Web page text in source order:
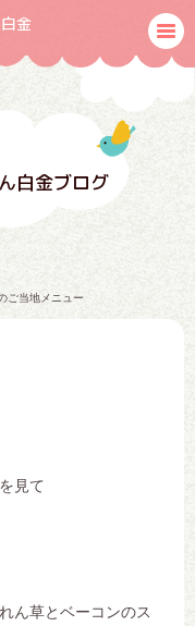
金
白金ブログ
ご当地メニュー
見て
ん草とベーコンのス